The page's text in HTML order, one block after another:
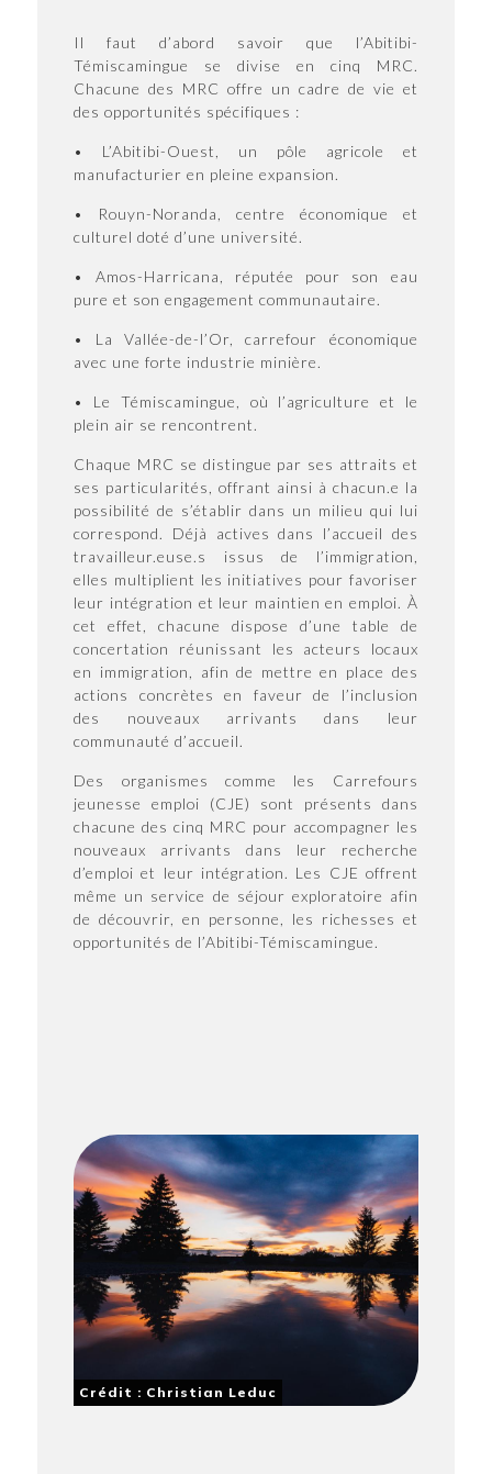
Il faut d’abord savoir que l’Abitibi-
Témiscamingue se divise en cinq MRC.
Chacune des MRC offre un cadre de vie et
des opportunités spécifiques :
• L’Abitibi-Ouest, un pôle agricole et
manufacturier en pleine expansion.
• Rouyn-Noranda, centre économique et
culturel doté d’une université.
• Amos-Harricana, réputée pour son eau
pure et son engagement communautaire.
• La Vallée-de-l’Or, carrefour économique
avec une forte industrie minière.
• Le Témiscamingue, où l’agriculture et le
plein air se rencontrent.
Chaque MRC se distingue par ses attraits et
ses particularités, offrant ainsi à chacun.e la
possibilité de s’établir dans un milieu qui lui
correspond. Déjà actives dans l’accueil des
travailleur.euse.s issus de l’immigration,
elles multiplient les initiatives pour favoriser
leur intégration et leur maintien en emploi. À
cet effet, chacune dispose d’une table de
concertation réunissant les acteurs locaux
en immigration, afin de mettre en place des
actions concrètes en faveur de l’inclusion
des nouveaux arrivants dans leur
communauté d’accueil.
Des organismes comme les Carrefours
jeunesse emploi (CJE) sont présents dans
chacune des cinq MRC pour accompagner les
nouveaux arrivants dans leur recherche
d’emploi et leur intégration. Les CJE offrent
même un service de séjour exploratoire afin
de découvrir, en personne, les richesses et
opportunités de l’Abitibi-Témiscamingue.
Crédit : Christian Leduc